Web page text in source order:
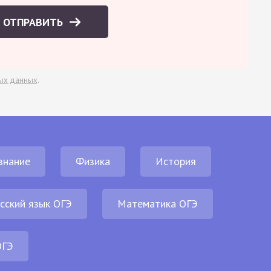
ОТПРАВИТЬ
данных.
Физика История
язык ОГЭ Математика ОГЭ